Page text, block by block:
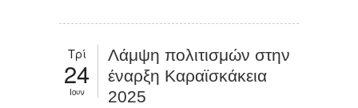
Τρί
24
Ιουν
Λάμψη πολιτισμών στην
έναρξη Καραϊσκάκεια
2025